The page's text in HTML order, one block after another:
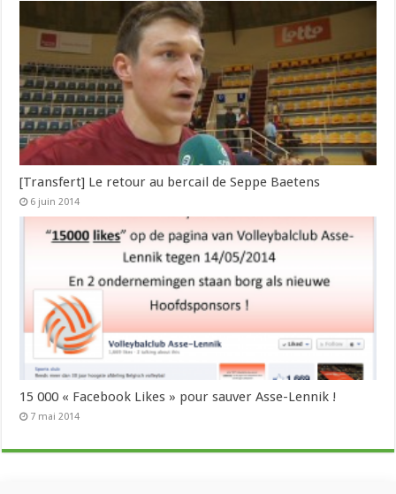
[Transfert] Le retour au bercail de Seppe Baetens
6 juin 2014
15 000 « Facebook Likes » pour sauver Asse-Lennik !
7 mai 2014